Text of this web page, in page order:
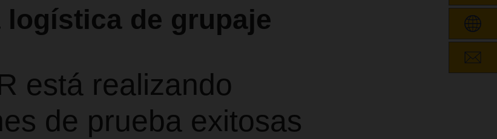
logística de grupaje
está realizando
de prueba exitosas